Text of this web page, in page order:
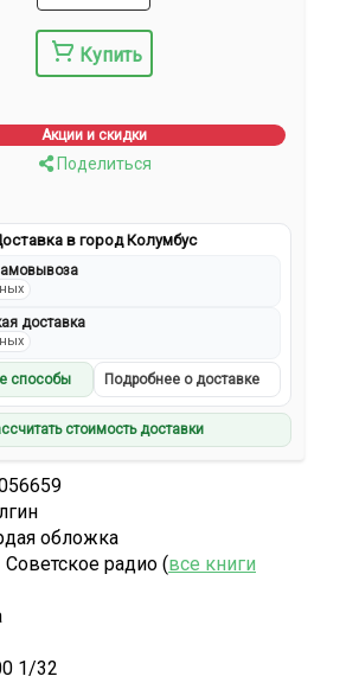
Купить
Акции и скидки
Поделиться
в город Колумбус
доставка
способы Подробнее о доставке
стоимость доставки
обложка
Советское радио (все книги
1/32